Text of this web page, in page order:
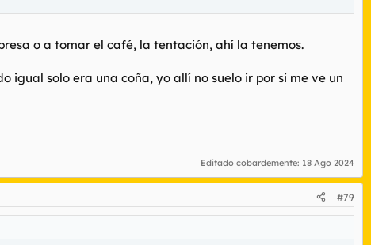
o a tomar el café, la tentación, ahí la tenemos.
igual solo era una coña, yo allí no suelo ir por si me ve un
Editado cobardemente: 18 Ago 2024
#79